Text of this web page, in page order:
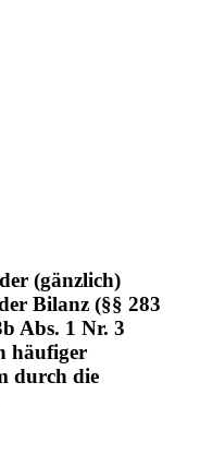
(gänzlich)
Bilanz (§§ 283
Abs. 1 Nr. 3
häufiger
durch die